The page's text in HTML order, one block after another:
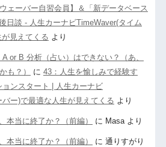
ェーバー自習会員】＆「新データベース
日談 - 人生カーナビTimeWaver(タイム
見えてくる より
or B 分析（占い）はできない？（あ、
も？）
に 43：人生を愉しみで経験す
ンスタート | 人生カーナビ
ー)で最適な人生が見えてくる より
本当に終了か？（前編） に Masaより
本当に終了か？（前編） に 通りすがり